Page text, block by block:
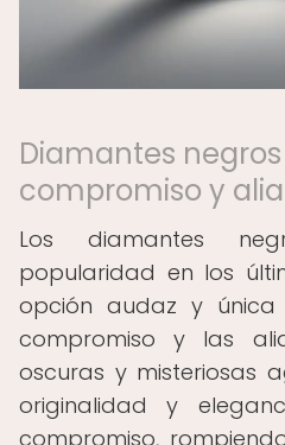
Diamantes
compromiso y
Los diamantes
popularidad en los
opción audaz y
compromiso y las
oscuras y misteriosas
originalidad y
compromiso,